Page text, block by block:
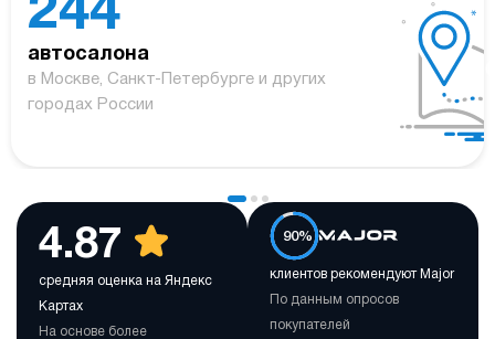
244
автосалона
в Москве, Санкт-Петербурге и других
городах России
4.87
средняя оценка на Яндекс
Картах
На основе более
90%
клиентов рекомендуют Major
По данным опросов
покупателей